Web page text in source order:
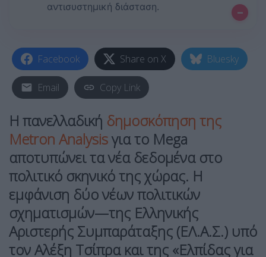
αντισυστημική διάσταση.
–
Facebook Share on X Bluesky
Email Copy Link
Η πανελλαδική δημοσκόπηση της
Metron Analysisγια το Mega
αποτυπώνει τα νέα δεδομένα στο
πολιτικό σκηνικό της χώρας. Η
εμφάνιση δύο νέων πολιτικών
σχηματισμών—της Ελληνικής
Αριστερής Συμπαράταξης (ΕΛ.Α.Σ.) υπό
τον Αλέξη Τσίπρα και της «Ελπίδας για